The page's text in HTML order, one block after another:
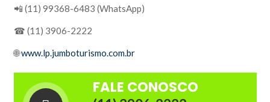
📲 (11) 99368-6483 (WhatsApp)
☎ (11) 3906-2222
🌐www.lp.jumboturismo.com.br
FALE CONOSCO